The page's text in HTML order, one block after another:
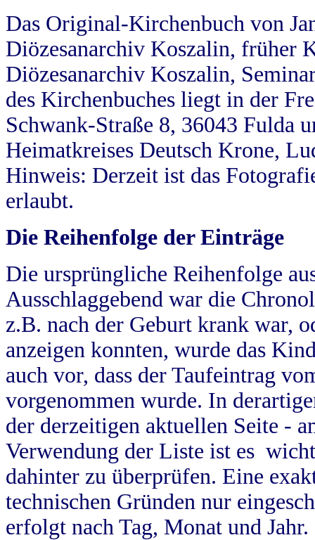
Das Original-Kirchenbuch von
Diözesanarchiv Koszalin, früher
Diözesanarchiv Koszalin,
des Kirchenbuches liegt in der
Schwank-Straße 8, 36043 Fulda
Heimatkreises Deutsch Krone,
Hinweis: Derzeit ist das
erlaubt.
Die Reihenfolge der Einträge
Die ursprüngliche Reihenfolge
Ausschlaggebend war die
z.B. nach der Geburt krank war,
anzeigen konnten, wurde das
auch vor, dass der Taufeintrag
vorgenommen wurde. In
der derzeitigen aktuellen Seite -
Verwendung der Liste ist es
dahinter zu überprüfen. Eine
technischen Gründen nur
erfolgt nach Tag, Monat und Jahr.